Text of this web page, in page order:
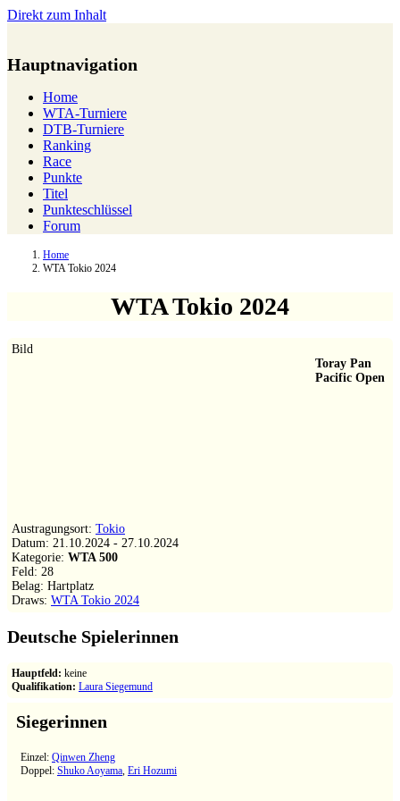
Direkt zum Inhalt
Hauptnavigation
Home
WTA-Turniere
DTB-Turniere
Ranking
Race
Punkte
Titel
Punkteschlüssel
Forum
Home
WTA Tokio 2024
WTA Tokio 2024
Bild
Toray Pan
Pacific Open
Austragungsort: Tokio
Datum: 21.10.2024 - 27.10.2024
Kategorie: WTA 500
Feld: 28
Belag: Hartplatz
Draws: WTA Tokio 2024
Deutsche Spielerinnen
Hauptfeld: keine
Qualifikation: Laura Siegemund
Siegerinnen
Einzel: Qinwen Zheng
Doppel: Shuko Aoyama, Eri Hozumi